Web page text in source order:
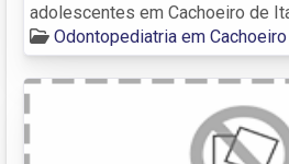
adolescentes em Cachoeiro de
Odontopediatria em